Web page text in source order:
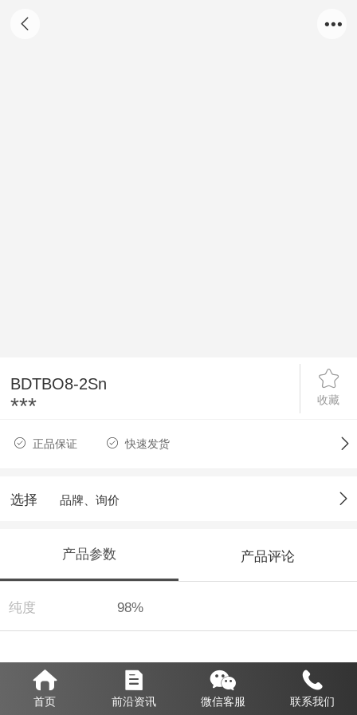
BDTBO8-2Sn
收藏
***
正品保证 快速发货
选择 品牌、询价
产品参数 产品评论
纯度 98%
首页 前沿资讯 微信客服 联系我们